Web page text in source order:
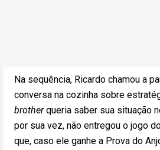
Na sequência, Ricardo chamou a
conversa na cozinha sobre
brotherqueria saber sua situação
por sua vez, não entregou o jogo
que, caso ele ganhe a Prova do